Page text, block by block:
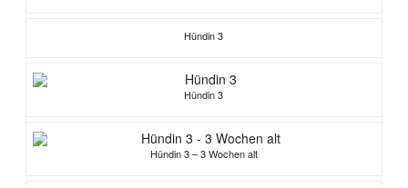
Hündin 3
Hündin 3
Hündin 3 – 3 Wochen alt